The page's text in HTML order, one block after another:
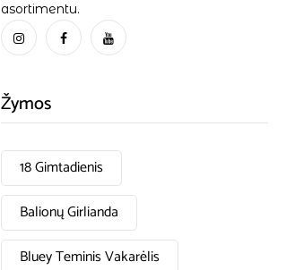
asortimentu.
Žymos
18 Gimtadienis
Balionų Girlianda
Bluey Teminis Vakarėlis